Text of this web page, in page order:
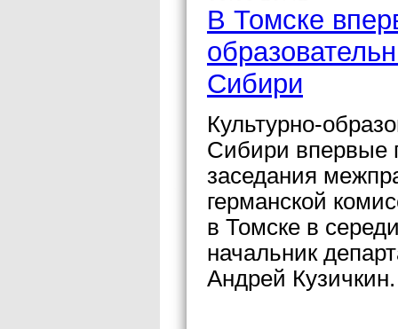
В Томске
Сибири
Культурно-
Сибири впервые
заседания
германской
в Томске в
начальник
Андрей Кузичкин.